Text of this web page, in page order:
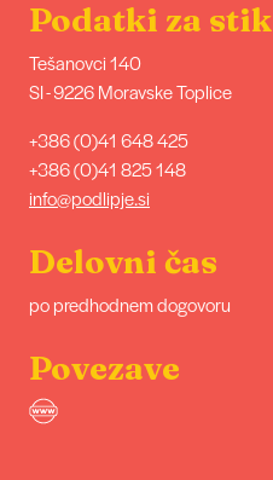
Podatki za stik
Tešanovci 140
SI - 9226 Moravske Toplice
+386 (0)41 648 425
+386 (0)41 825 148
info@podlipje.si
Delovni čas
po predhodnem dogovoru
Povezave